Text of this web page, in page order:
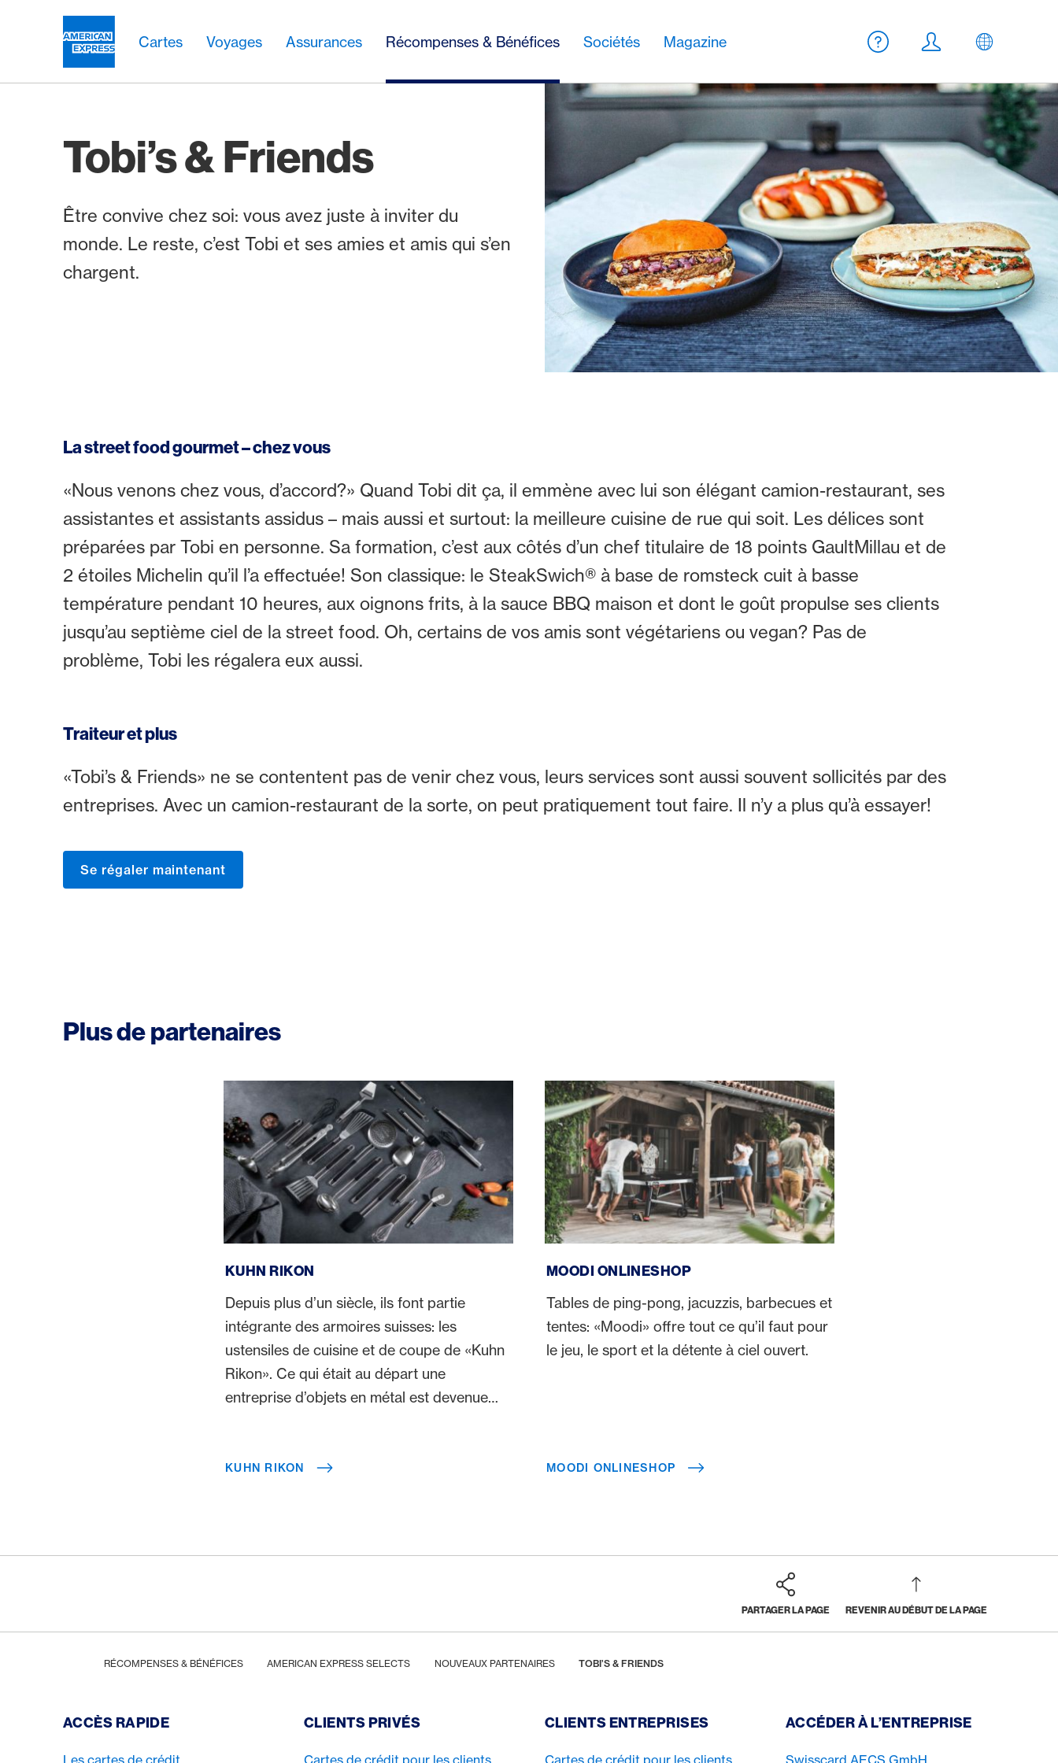
Cartes Voyages Assurances Récompenses & Bénéfices Sociétés Magazine
Meta Navigation
Aide
Login FR
Tobi’s & Friends
Être convive chez soi: vous avez juste à inviter du
monde. Le reste, c’est Tobi et ses amies et amis qui s’en
chargent.
La street food gourmet – chez vous
«Nous venons chez vous, d’accord?» Quand Tobi dit ça, il emmène avec lui son élégant camion-restaurant, ses
assistantes et assistants assidus – mais aussi et surtout: la meilleure cuisine de rue qui soit. Les délices sont
préparées par Tobi en personne. Sa formation, c’est aux côtés d’un chef titulaire de 18 points GaultMillau et de
2 étoiles Michelin qu’il l’a effectuée! Son classique: le SteakSwich® à base de romsteck cuit à basse
température pendant 10 heures, aux oignons frits, à la sauce BBQ maison et dont le goût propulse ses clients
jusqu’au septième ciel de la street food. Oh, certains de vos amis sont végétariens ou vegan? Pas de
problème, Tobi les régalera eux aussi.
Traiteur et plus
«Tobi’s & Friends» ne se contentent pas de venir chez vous, leurs services sont aussi souvent sollicités par des
entreprises. Avec un camion-restaurant de la sorte, on peut pratiquement tout faire. Il n’y a plus qu’à essayer!
Se régaler maintenant
Plus de partenaires
KUHN RIKON
Depuis plus d’un siècle, ils font partie
intégrante des armoires suisses: les
ustensiles de cuisine et de coupe de «Kuhn
Rikon». Ce qui était au départ une
entreprise d’objets en métal est devenue
KUHN RIKON
MOODI ONLINESHOP
Tables de ping-pong, jacuzzis, barbecues et
tentes: «Moodi» offre tout ce qu’il faut pour
le jeu, le sport et la détente à ciel ouvert.
MOODI ONLINESHOP
PARTAGER LA PAGE REVENIR AU DÉBUT DE LA PAGE
Footer
RÉCOMPENSES & BÉNÉFICES AMERICAN EXPRESS SELECTS NOUVEAUX PARTENAIRES TOBI’S & FRIENDS
Footer Navigation
ACCÈS RAPIDE
Les cartes de crédit
CLIENTS PRIVÉS
Cartes de crédit pour les clients
CLIENTS ENTREPRISES
Cartes de crédit pour les clients
ACCÉDER À L’ENTREPRISE
Swisscard AECS GmbH